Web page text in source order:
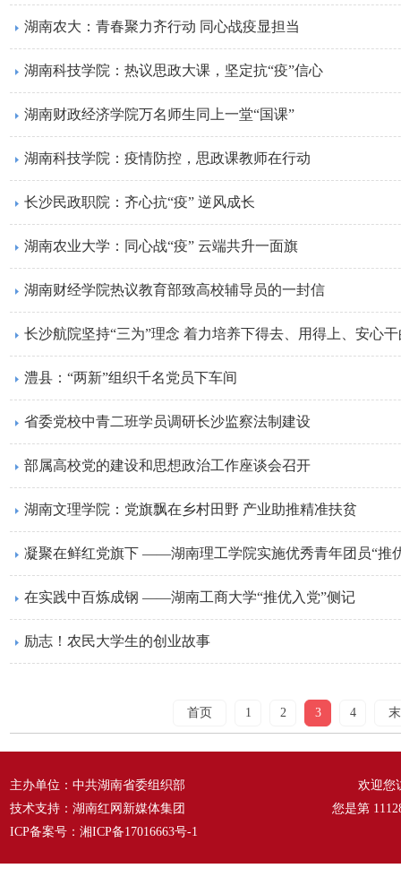
湖南农大：青春聚力齐行动 同心战疫显担当
湖南科技学院：热议思政大课，坚定抗“疫”信心
湖南财政经济学院万名师生同上一堂“国课”
湖南科技学院：疫情防控，思政课教师在行动
长沙民政职院：齐心抗“疫” 逆风成长
湖南农业大学：同心战“疫” 云端共升一面旗
湖南财经学院热议教育部致高校辅导员的一封信
长沙航院坚持“三为”理念 着力培养下得去、用得上、安心
澧县：“两新”组织千名党员下车间
省委党校中青二班学员调研长沙监察法制建设
部属高校党的建设和思想政治工作座谈会召开
湖南文理学院：党旗飘在乡村田野 产业助推精准扶贫
凝聚在鲜红党旗下 ——湖南理工学院实施优秀青年团员“推
在实践中百炼成钢 ——湖南工商大学“推优入党”侧记
励志！农民大学生的创业故事
首页 1 2 3 4
主办单位：中共湖南省委组织部
技术支持：湖南红网新媒体集团
ICP备案号： 湘ICP备17016663号-1
欢迎您
您是第